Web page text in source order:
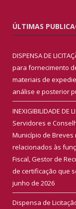
ÚLTIMAS
DISPENSA DE
para fornecimento
materiais de
análise e posterior
INEXIGIBILIDADE DE
Servidores e
Município de
relacionados às
Fiscal, Gestor de
de certificação que
junho de 2026
Dispensa de